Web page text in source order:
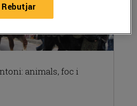
animals, foc i
Rebutjar